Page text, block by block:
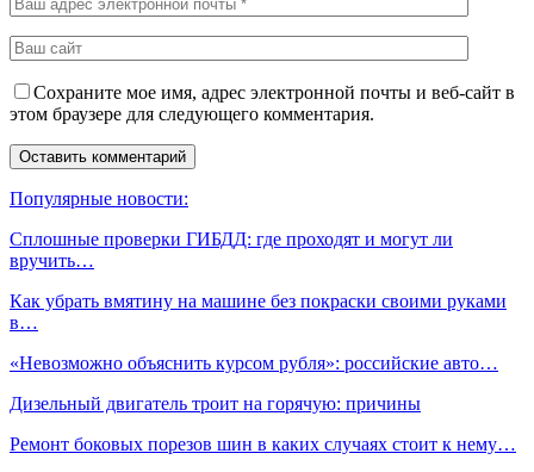
Сохраните мое имя, адрес электронной почты и веб-сайт в
этом браузере для следующего комментария.
Популярные новости:
Сплошные проверки ГИБДД: где проходят и могут ли
вручить…
Как убрать вмятину на машине без покраски своими руками
в…
«Невозможно объяснить курсом рубля»: российские авто…
Дизельный двигатель троит на горячую: причины
Ремонт боковых порезов шин в каких случаях стоит к нему…